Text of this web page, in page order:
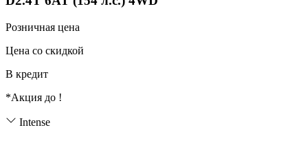
Розничная цена
Цена со скидкой
В кредит
*Акция до !
Intense